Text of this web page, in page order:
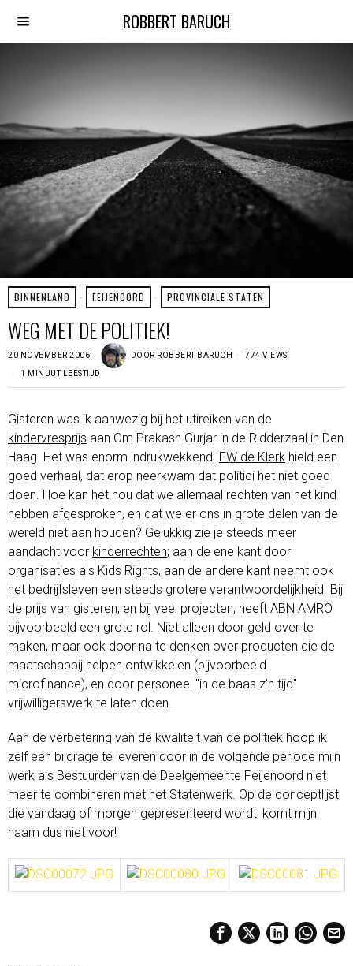
ROBBERT BARUCH
BINNENLAND · FEIJENOORD · PROVINCIALE STATEN
WEG MET DE POLITIEK!
20 NOVEMBER 2006 DOOR ROBBERT BARUCH 774 VIEWS
1 MINUUT LEESTIJD
Gisteren was ik aanwezig bij het utireiken van de
kindervresprijs aan Om Prakash Gurjar in de Ridderzaal in Den
Haag. Het was enorm indrukwekkend. FW de Klerk hield een
goed verhaal, dat erop neerkwam dat politici het niet goed
doen. Hoe kan het nou dat we allemaal rechten van het kind
hebben afgesproken, en dat we er ons in grote delen van de
wereld niet aan houden? Gelukkig zie je steeds meer
aandacht voor kinderrechten; aan de ene kant door
organisaties als Kids Rights, aan de andere kant neemt ook
het bedrijfsleven een steeds grotere verantwoordelijkheid. Bij
de prijs van gisteren, en bij veel projecten, heeft ABN AMRO
bijvoorbeeld een grote rol. Niet alleen door geld over te
maken, maar ook door na te denken over producten die de
maatschappij helpen ontwikkelen (bijvoorbeeld
microfinance), en door personeel "in de baas z'n tijd"
vrijwilligerswerk te laten doen.
Aan de verbetering van de kwaliteit van de politiek hoop ik
zelf een bijdrage te leveren door in de volgende periode mijn
werk als Bestuurder van de Deelgemeente Feijenoord niet
meer te combineren met het Statenwerk. Op de conceptlijst,
die vandaag of morgen gepresenteerd wordt, komt mijn
naam dus niet voor!